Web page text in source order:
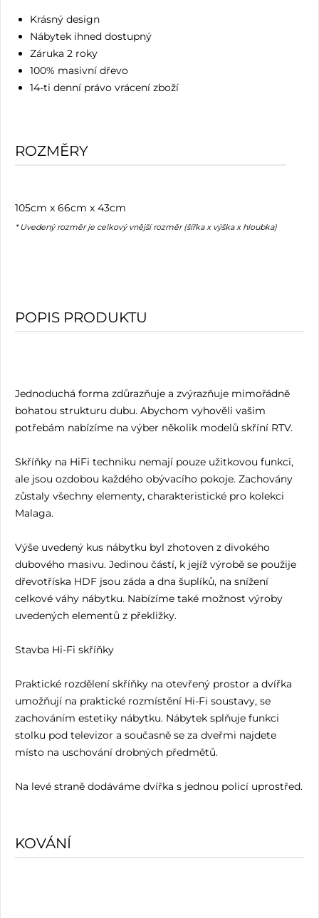
Krásný design
Nábytek ihned dostupný
Záruka 2 roky
100% masivní dřevo
14-ti denní právo vrácení zboží
ROZMĚRY
105cm x 66cm x 43cm
* Uvedený rozměr je celkový vnější rozměr (šířka x výška x hloubka)
POPIS PRODUKTU
Jednoduchá forma zdůrazňuje a zvýrazňuje mimořádně
bohatou strukturu dubu. Abychom vyhověli vašim
potřebám nabízíme na výber několik modelů skříní RTV.
Skříňky na HiFi techniku ​​nemají pouze užitkovou funkci,
ale jsou ozdobou každého obývacího pokoje. Zachovány
zůstaly všechny elementy, charakteristické pro kolekci
Malaga.
Výše uvedený kus nábytku byl zhotoven z divokého
dubového masivu. Jedinou částí, k jejíž výrobě se použije
dřevotříska HDF jsou záda a dna šuplíků, na snížení
celkové váhy nábytku. Nabízíme také možnost výroby
uvedených elementů z překližky.
Stavba Hi-Fi skříňky
Praktické rozdělení skříňky na otevřený prostor a dvířka
umožňují na praktické rozmístění Hi-Fi soustavy, se
zachováním estetiky nábytku. Nábytek splňuje funkci
stolku pod televizor a současně se za dveřmi najdete
místo na uschování drobných předmětů.
Na levé straně dodáváme dvířka s jednou policí uprostřed.
KOVÁNÍ